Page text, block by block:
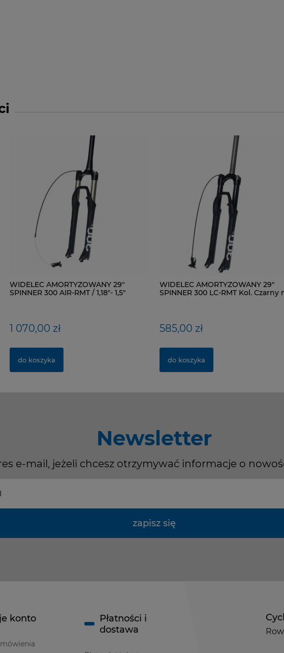
WIDELEC AMORTYZOWANY 29"
SPINNER 300 AIR-RMT / 1,18"- 1,5"
1 070,00 zł
do koszyka
WIDELEC AMORTYZOWANY 29"
SPINNER 300 LC-RMT Kol. Czarny
585,00 zł
do koszyka
Newsletter
e-mail, jeżeli chcesz otrzymywać informacje o
zapisz się
konto
Płatności i
dostawa